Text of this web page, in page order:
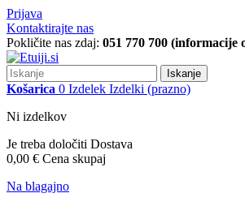
Prijava
Kontaktirajte nas
Pokličite nas zdaj: 051 770 700 (informacije
Iskanje
Košarica 0 Izdelek Izdelki (prazno)
Ni izdelkov
Je treba določiti Dostava
0,00 € Cena skupaj
Na blagajno